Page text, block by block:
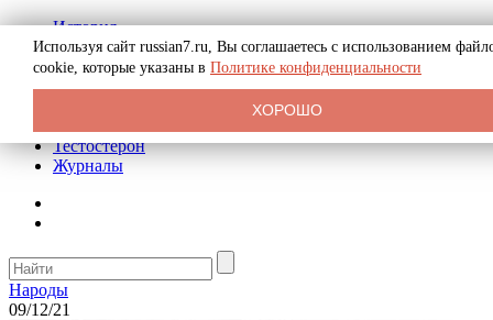
История
Биография
Криминал
Реклама на сайте
Тестостерон
Журналы
Народы
09/12/21
Используя сайт russian7.ru, Вы соглашаетесь с использованием
cookie, которые указаны в Политике конфиденциальности
ХОРОШО